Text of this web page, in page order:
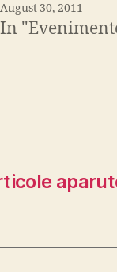
August 30, 2011
In